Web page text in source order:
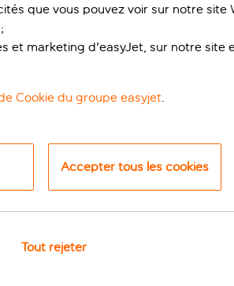
bord de
n’est qu’à 10 minutes de
La célèbre basilique Sagrada
que vous pouvez voir sur notre site
et marketing d'easyJet, sur notre site
Cookie du groupe easyjet
Accepter tous les cookies
Tout rejeter